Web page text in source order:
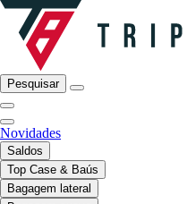
Pesquisar
Novidades
Saldos
Top Case & Baús
Bagagem lateral